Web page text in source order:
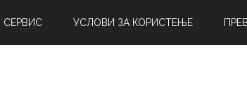
СЕРВИС УСЛОВИ ЗА КОРИСТЕЊЕ